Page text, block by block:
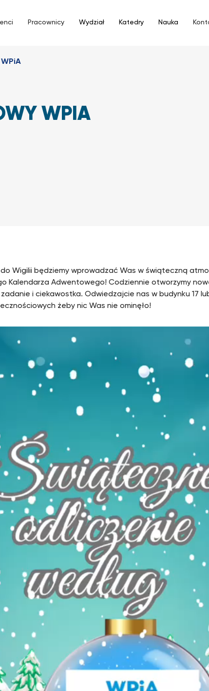
Pracownicy Wydział Katedry Nauka
WPIA
do Wigilii będziemy wprowadzać Was w świąteczną
Kalendarza Adwentowego! Codziennie otworzymy
i ciekawostka. Odwiedzajcie nas w budynku 17
żeby nic Was nie ominęło!